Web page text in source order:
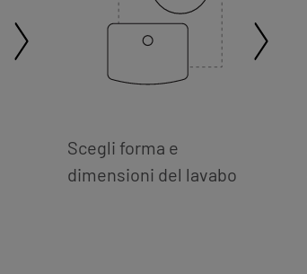
Scegli forma e
dimensioni del lavabo